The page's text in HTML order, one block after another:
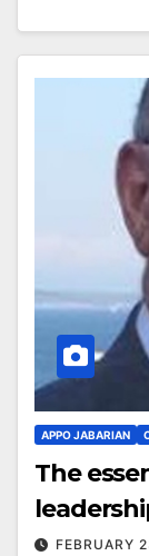
APPO JABARIAN
The
FEBRUARY